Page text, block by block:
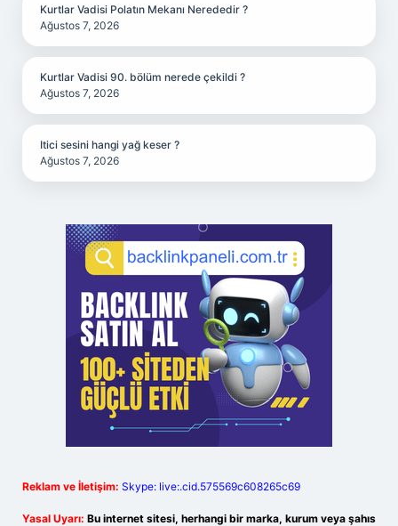
Kurtlar Vadisi Polatın Mekanı Nerededir ?
Ağustos 7, 2026
Kurtlar Vadisi 90. bölüm nerede çekildi ?
Ağustos 7, 2026
Itici sesini hangi yağ keser ?
Ağustos 7, 2026
Reklam ve İletişim: Skype: live:.cid.575569c608265c69
Yasal Uyarı: Bu internet sitesi, herhangi bir marka, kurum veya şahıs